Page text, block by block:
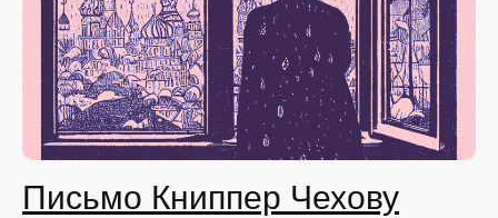
Письмо Книппер Чехову